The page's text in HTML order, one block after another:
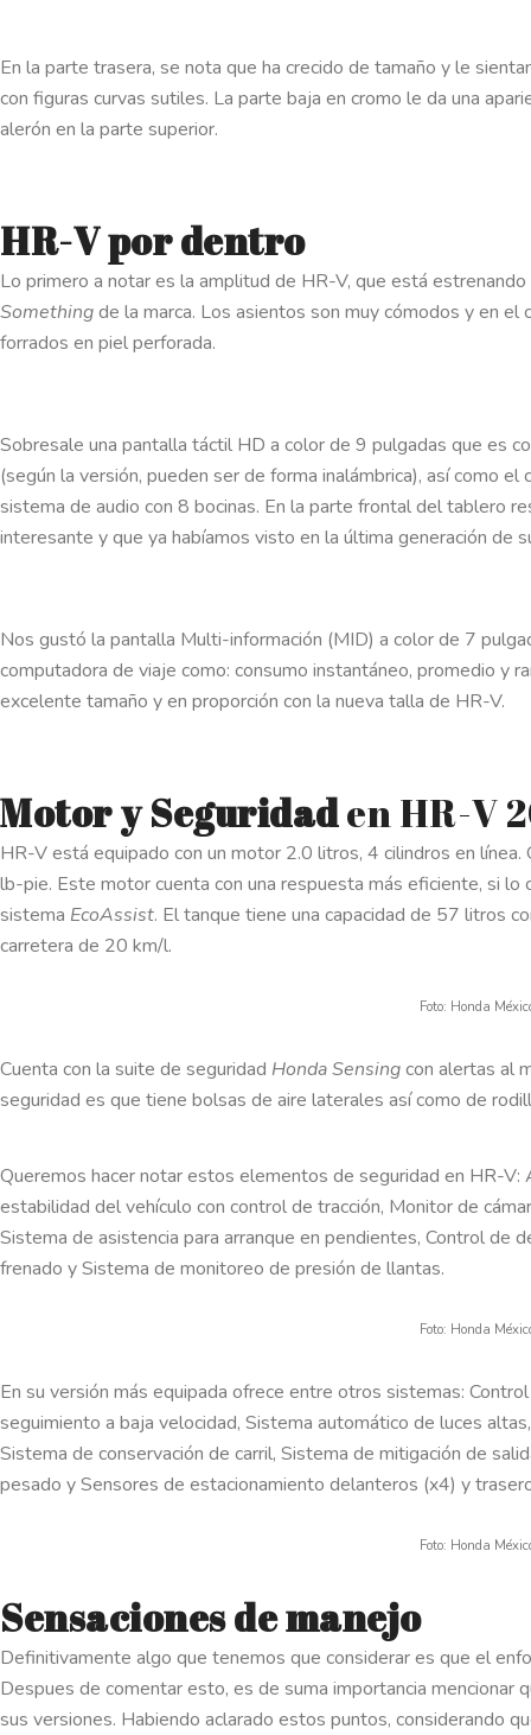
En la parte trasera, se nota que ha crecido de tamaño y le
con figuras curvas sutiles. La parte baja en cromo le da una
alerón en la parte superior.
HR-V por dentro
Lo primero a notar es la amplitud de HR-V, que está
Somethingde la marca. Los asientos son muy cómodos y en
forrados en piel perforada.
Sobresale una pantalla táctil HD a color de 9 pulgadas que es
(según la versión, pueden ser de forma inalámbrica), así como el
sistema de audio con 8 bocinas. En la parte frontal del tablero
interesante y que ya habíamos visto en la última generación de
Nos gustó la pantalla Multi-información (MID) a color de 7
computadora de viaje como: consumo instantáneo, promedio y
excelente tamaño y en proporción con la nueva talla de HR-V.
Motor y Seguridaden HR-V
HR-V está equipado con un motor 2.0 litros, 4 cilindros en
lb-pie. Este motor cuenta con una respuesta más eficiente, si lo
sistema EcoAssist. El tanque tiene una capacidad de 57 litros
carretera de 20 km/l.
Foto: Honda
Cuenta con la suite de seguridad Honda Sensingcon alertas al
seguridad es que tiene bolsas de aire laterales así como de
Queremos hacer notar estos elementos de seguridad en HR-
estabilidad del vehículo con control de tracción, Monitor de
Sistema de asistencia para arranque en pendientes, Control de
frenado y Sistema de monitoreo de presión de llantas.
Foto: Honda
En su versión más equipada ofrece entre otros sistemas:
seguimiento a baja velocidad, Sistema automático de luces
Sistema de conservación de carril, Sistema de mitigación de
pesado y Sensores de estacionamiento delanteros (x4) y
Foto: Honda
Sensaciones de manejo
Definitivamente algo que tenemos que considerar es que el
Despues de comentar esto, es de suma importancia mencionar
sus versiones. Habiendo aclarado estos puntos, considerando